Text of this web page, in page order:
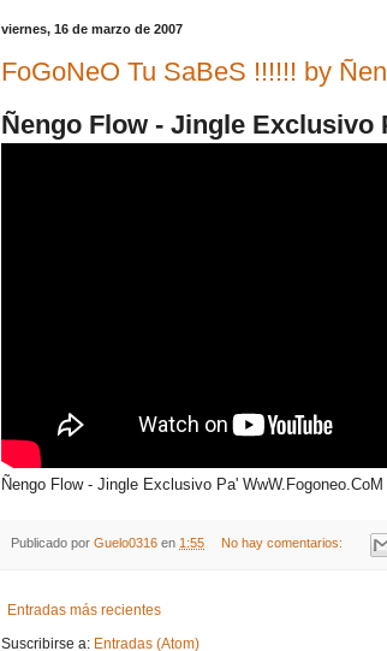
viernes, 16 de marzo de 2007
FoGoNeO Tu SaBeS !!!!!! by
Ñengo Flow - Jingle Exclusivo
Ñengo Flow - Jingle Exclusivo Pa'
Publicado por Guelo0316 en 1:55 No hay comentarios:
Entradas más recientes
Suscribirse a: Entradas (Atom)